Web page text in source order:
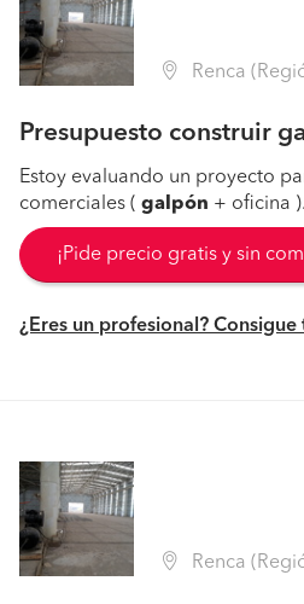
Renca (Región
Presupuesto construir
Estoy evaluando un proyecto
comerciales ( galpón + oficina ).
¡Pide precio gratis y sin
¿Eres un profesional?
Renca (Región